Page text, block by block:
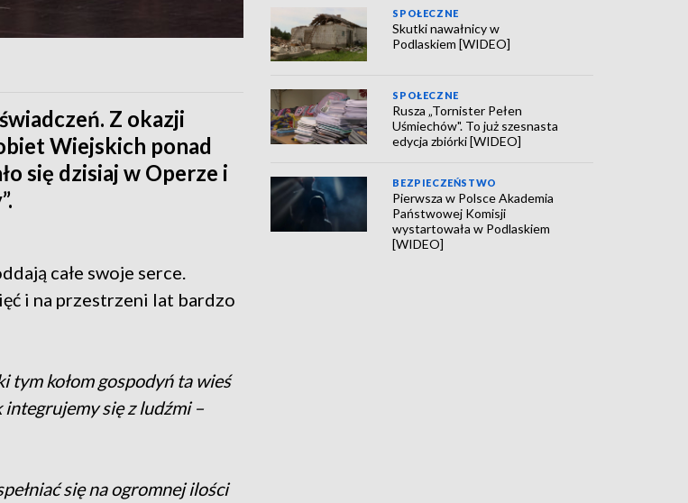
Z okazji
Wiejskich ponad
się dzisiaj w Operze i
całe swoje serce.
i na przestrzeni lat bardzo
tym kołom gospodyń ta wieś
się z ludźmi –
się na ogromnej ilości
SPOŁECZNE
Skutki nawałnicy w
Podlaskiem [WIDEO]
SPOŁECZNE
Rusza „Tornister Pełen
Uśmiechów". To już szesnasta
edycja zbiórki [WIDEO]
BEZPIECZEŃSTWO
Pierwsza w Polsce Akademia
Państwowej Komisji
wystartowała w Podlaskiem
[WIDEO]